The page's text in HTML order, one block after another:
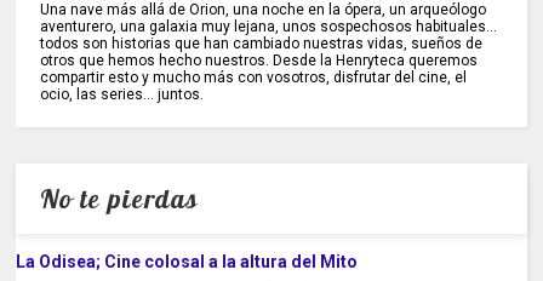
Una nave más allá de Orion, una noche en la ópera, un arqueólogo
aventurero, una galaxia muy lejana, unos sospechosos habituales...
todos son historias que han cambiado nuestras vidas, sueños de
otros que hemos hecho nuestros. Desde la Henryteca queremos
compartir esto y mucho más con vosotros, disfrutar del cine, el
ocio, las series... juntos.
No te pierdas
La Odisea; Cine colosal a la altura del Mito